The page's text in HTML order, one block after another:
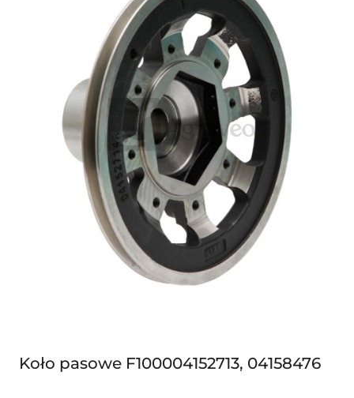
Koło pasowe F100004152713, 04158476